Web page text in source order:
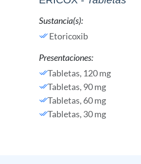
Sustancia(s):
Etoricoxib
Presentaciones:
Tabletas, 120 mg
Tabletas, 90 mg
Tabletas, 60 mg
Tabletas, 30 mg